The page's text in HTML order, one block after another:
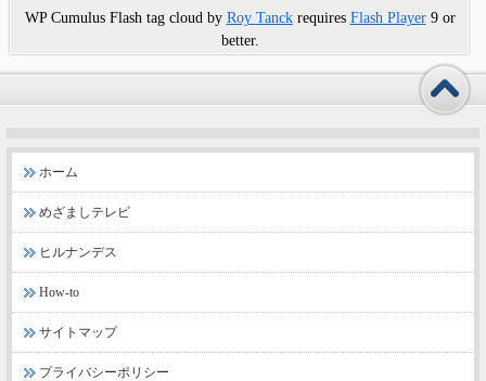
WP Cumulus Flash tag cloud by Roy Tanckrequires Flash Player9 or
better.
ホーム
めざましテレビ
ヒルナンデス
How-to
サイトマップ
プライバシーポリシー